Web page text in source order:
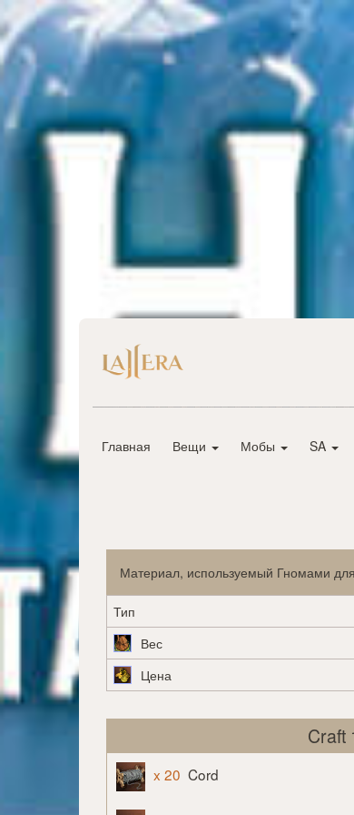
Главная Вещи Мобы SA
Материал, используемый Гномами
Тип
Вес
Цена
Craft
x 20 Cord